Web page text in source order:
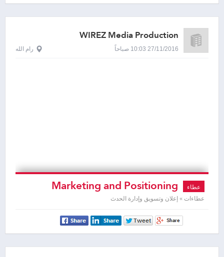
WIREZ Media Production
27/11/2016 10:03 صباحاً رام الله
عطاء Marketing and Positioning
Campaign
عطاءات » إعلان وتسويق وإدارة الحدث